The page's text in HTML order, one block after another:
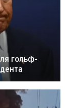
гольф-